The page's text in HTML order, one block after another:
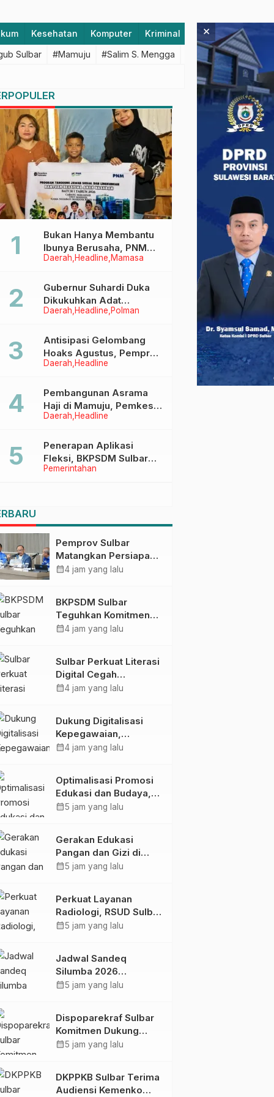
Kesehatan Komputer Kriminal Lifestyle
Sulbar #Mamuju #Salim S. Mengga #featured #Polda
Daerah Headline Mamasa
Bukan Hanya Membantu
Ibunya Berusaha, PNM
Juga Menjaga Mimpi
Menggapai Cita-Cita
Daerah Headline Polman
Gubernur Suhardi Duka
Dikukuhkan Adat
Balanipa, Raih Gelar Sulo
Daerah Headline
Antisipasi Gelombang
Hoaks Agustus, Pemprov
Sulbar Ajak Warga Jaga
Daerah Headline
Pembangunan Asrama
Haji di Mamuju, Pemkesra
dan Kementerian Haji
Pemerintahan
Penerapan Aplikasi
Fleksi, BKPSDM Sulbar
Dorong Transformasi
Pemprov Sulbar
Matangkan Persiapan
HUT Ke-81 RI, Puncak
calendar_month4 jam yang lalu
BKPSDM Sulbar
Teguhkan Komitmen
Pengembangan
Penandatanganan
Perjanjian Tugas
Belajar 2026
calendar_month4 jam yang lalu
Sulbar Perkuat Literasi
Digital Cegah
Kejahatan Love
calendar_month4 jam yang lalu
Dukung Digitalisasi
Kepegawaian,
DPMPTSP Sulbar Siap
calendar_month4 jam yang lalu
Optimalisasi Promosi
Edukasi dan Budaya,
Anjungan Provinsi
Bersama Sky World
TMII
calendar_month5 jam yang lalu
Gerakan Edukasi
Pangan dan Gizi di
Mamasa: Tingkatkan
dalam Pemenuhan Gizi
calendar_month5 jam yang lalu
Perkuat Layanan
Radiologi, RSUD Sulbar
Sambut Kembali dr. Iis
calendar_month5 jam yang lalu
Jadwal Sandeq
Silumba 2026
Disesuaikan,
Tetap Dimatangkan
calendar_month5 jam yang lalu
Dispoparekraf Sulbar
Komitmen Dukung
Penyusunan RAD
calendar_month5 jam yang lalu
DKPPKB Sulbar Terima
Audiensi Kemenko
×